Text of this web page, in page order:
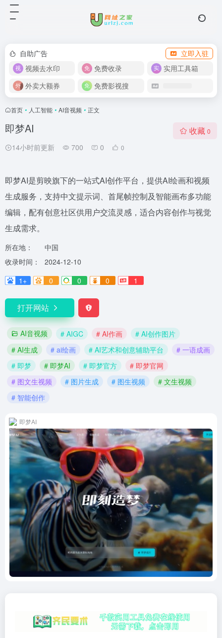
自助广告
立即入驻
视频去水印
免费收录
实用工具箱
外卖大额券
免费影视搜
首页 • 人工智能 • AI音视频 • 正文
即梦AI
14小时前更新 700 0 0
收藏 0
即梦AI是剪映旗下的一站式AI创作平台，提供AI绘画和视频
生成服务，支持中文提示词、首尾帧控制及智能画布多功能
编辑，配有创意社区供用户交流灵感，适合内容创作与视觉
生成需求。
所在地：
中国
收录时间：
2024-12-10
1+
0 0 0 1
打开网站
AI音视频 # AIGC # AI作画
# AI创作图片
# AI生成
# ai绘画 # AI艺术和创意辅助平台
# 一语成画
# 即梦
# 即梦AI # 即梦官方
# 即梦官网
# 图文生视频
# 图片生成 # 图生视频
# 文生视频
# 智能创作
即梦AI